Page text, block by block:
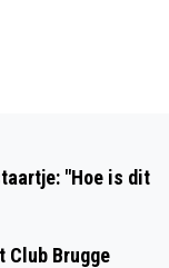
"Hoe is dit
Club Brugge